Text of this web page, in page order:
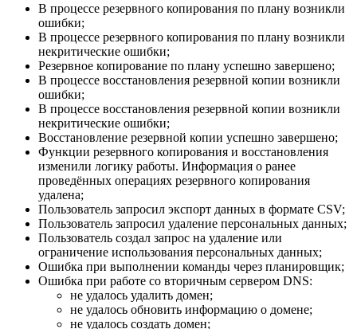
В процессе резервного копирования по плану возникли
ошибки;
В процессе резервного копирования по плану возникли
некритические ошибки;
Резервное копирование по плану успешно завершено;
В процессе восстановления резервной копии возникли
ошибки;
В процессе восстановления резервной копии возникли
некритические ошибки;
Восстановление резервной копии успешно завершено;
Функции резервного копирования и восстановления
изменили логику работы. Информация о ранее
проведённых операциях резервного копирования
удалена;
Пользователь запросил экспорт данных в формате CSV;
Пользователь запросил удаление персональных данных;
Пользователь создал запрос на удаление или
ограничение использования персональных данных;
Ошибка при выполнении команды через планировщик;
Ошибка при работе со вторичным сервером DNS:
не удалось удалить домен;
не удалось обновить информацию о домене;
не удалось создать домен;